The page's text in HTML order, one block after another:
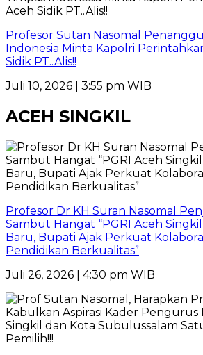
Profesor Sutan Nasomal
Indonesia Minta Kapolri
Sidik PT..Alis!!
Juli 10, 2026 | 3:55 pm WIB
ACEH SINGKIL
Profesor Dr KH Suran Nasomal
Sambut Hangat “PGRI Aceh
Baru, Bupati Ajak Perkuat
Pendidikan Berkualitas”
Juli 26, 2026 | 4:30 pm WIB